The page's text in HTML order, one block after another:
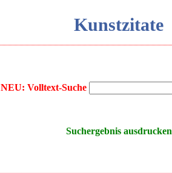
Kunstzitate
NEU: Volltext-Suche
Suchergebnis ausdrucken